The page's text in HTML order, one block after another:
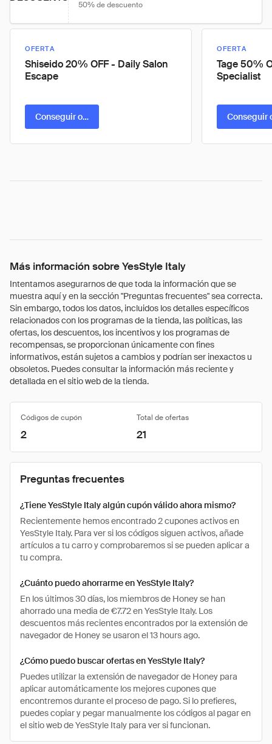
50% de descuento
OFERTA
Shiseido 20% OFF - Daily Salon
Escape
Conseguir oferta
OFERTA
Tage 50%
Specialist
Conseguir
Más información sobre YesStyle Italy
Intentamos asegurarnos de que toda la información que se
muestra aquí y en la sección "Preguntas frecuentes" sea correcta.
Sin embargo, todos los datos, incluidos los detalles específicos
relacionados con los programas de la tienda, las políticas, las
ofertas, los descuentos, los incentivos y los programas de
recompensas, se proporcionan únicamente con fines
informativos, están sujetos a cambios y podrían ser inexactos u
obsoletos. Puedes consultar la información más reciente y
detallada en el sitio web de la tienda.
Códigos de cupón Total de ofertas
2 21
Preguntas frecuentes
¿Tiene YesStyle Italy algún cupón válido ahora mismo?
Recientemente hemos encontrado 2 cupones activos en
YesStyle Italy. Para ver si los códigos siguen activos, añade
artículos a tu carro y comprobaremos si se pueden aplicar a
tu compra.
¿Cuánto puedo ahorrarme en YesStyle Italy?
En los últimos 30 días, los miembros de Honey se han
ahorrado una media de €7.72 en YesStyle Italy. Los
descuentos más recientes encontrados por la extensión de
navegador de Honey se usaron el 13 hours ago.
¿Cómo puedo buscar ofertas en YesStyle Italy?
Puedes utilizar la extensión de navegador de Honey para
aplicar automáticamente los mejores cupones que
encontremos durante el proceso de pago. Si lo prefieres,
puedes copiar y pegar manualmente los códigos al pagar en
el sitio web de YesStyle Italy para ver si funcionan.